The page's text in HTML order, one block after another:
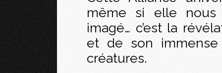
même si elle
imagé… c’est la
et de son
créatures.